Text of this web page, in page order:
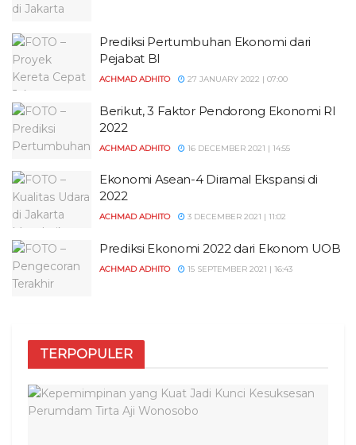
Prediksi Pertumbuhan Ekonomi dari
Pejabat BI
ACHMAD ADHITO 27 JANUARY 2022 | 07:00
Berikut, 3 Faktor Pendorong Ekonomi RI
2022
ACHMAD ADHITO 16 DECEMBER 2021 | 14:55
Ekonomi Asean-4 Diramal Ekspansi di
2022
ACHMAD ADHITO 3 DECEMBER 2021 | 11:02
Prediksi Ekonomi 2022 dari Ekonom UOB
ACHMAD ADHITO 15 SEPTEMBER 2021 | 16:43
TERPOPULER